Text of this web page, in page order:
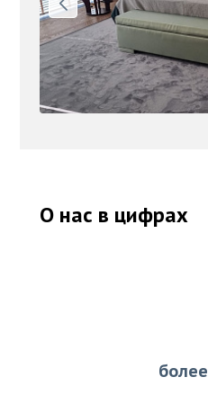
О нас в цифрах
более